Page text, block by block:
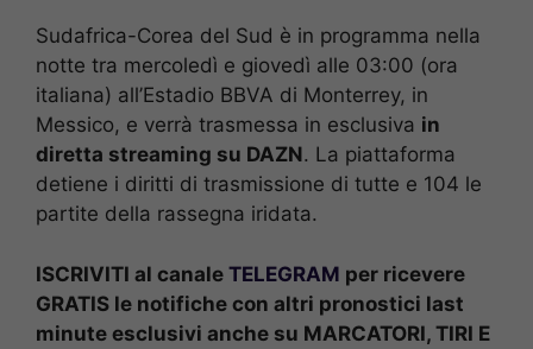
Sudafrica-Corea del Sud è in programma nella
notte tra mercoledì e giovedì alle 03:00 (ora
italiana) all’Estadio BBVA di Monterrey, in
Messico, e verrà trasmessa in esclusiva in
diretta streaming su DAZN. La piattaforma
detiene i diritti di trasmissione di tutte e 104 le
partite della rassegna iridata.
ISCRIVITI al canale TELEGRAM per ricevere
GRATIS le notifiche con altri pronostici last
minute esclusivi anche su MARCATORI, TIRI E